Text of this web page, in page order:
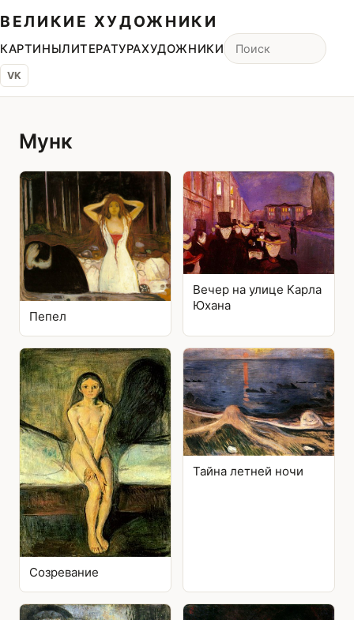
ВЕЛИКИЕ ХУДОЖНИКИ
КАРТИНЫЛИТЕРАТУРАХУДОЖНИКИ
VK
Мунк
Пепел
Вечер на улице Карла
Юхана
Созревание
Тайна летней ночи